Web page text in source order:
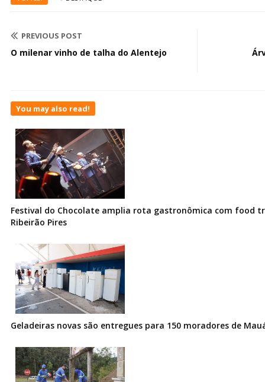
PREVIOUS POST
O milenar vinho de talha do Alentejo
You may also read!
Festival do Chocolate amplia rota gastronômica com food
Ribeirão Pires
Geladeiras novas são entregues para 150 moradores de